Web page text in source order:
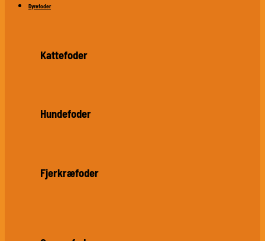
Dyrefoder
Kattefoder
Hundefoder
Fjerkræfoder